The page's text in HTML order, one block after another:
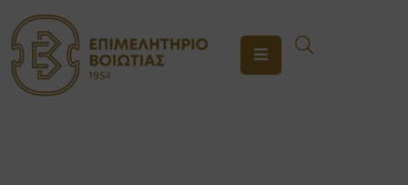
ΤΟ
ΕΠΙΜΕΛΗΤΗΡΙΟ